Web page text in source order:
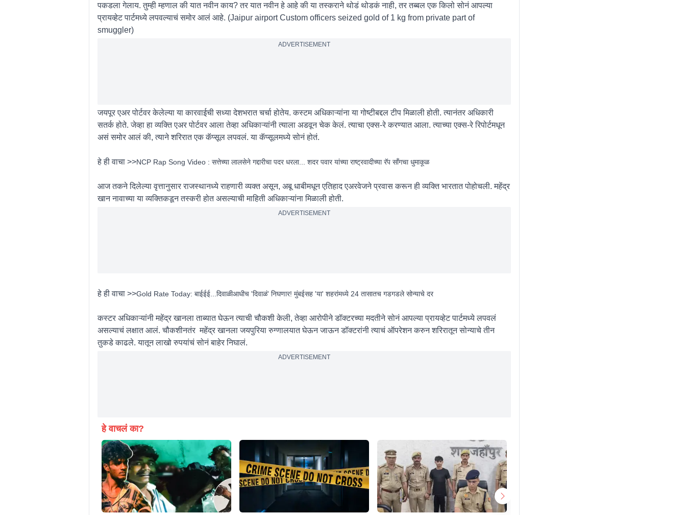
पकडला गेलाय. तुम्ही म्हणाल की यात नवीन काय? तर यात नवीन हे आहे की या तस्कराने थोडं थोडकं नाही, तर तब्बल एक किलो सोनं आपल्या
प्रायव्हेट पार्टमध्ये लपवल्याचं समोर आलं आहे. (Jaipur airport Custom officers seized gold of 1 kg from private part of
smuggler)
ADVERTISEMENT
जयपूर एअर पोर्टवर केलेल्या या कारवाईची सध्या देशभरात चर्चा होतेय. कस्टम अधिकाऱ्यांना या गोष्टीबद्दल टीप मिळाली होती. त्यानंतर अधिकारी
सतर्क होते. जेव्हा हा व्यक्ति एअर पोर्टवर आला तेव्हा अधिकाऱ्यांनी त्याला अडवून चेक केलं. त्याचा एक्स-रे करण्यात आला. त्याच्या एक्स-रे रिपोर्टमधून
असं समोर आलं की, त्याने शरिरात एक कॅप्सूल लपवलं. या कॅप्सूलमध्ये सोनं होतं.
हे ही वाचा >>NCP Rap Song Video : सत्तेच्या लालसेने गद्दारीचा पदर धरला... शदर पवार यांच्या राष्ट्रवादीच्या रॅप साँगचा धुमाकूळ
आज तकने दिलेल्या वृत्तानुसार राजस्थानध्ये राहणारी व्यक्त असून, अबू धाबीमधून एतिहाद एअरवेजने प्रवास करून ही व्यक्ति भारतात पोहोचली. महेंद्र
खान नावाच्या या व्यक्तिकडून तस्करी होत असल्याची माहिती अधिकाऱ्यांना मिळाली होती.
ADVERTISEMENT
हे ही वाचा >>Gold Rate Today: बाईईई...दिवाळीआधीच 'दिवाळं' निघणार! मुंबईसह 'या' शहरांमध्ये 24 तासातच गडगडले सोन्याचे दर
कस्टर अधिकाऱ्यांनी महेंद्र खानला ताब्यात घेऊन त्याची चौकशी केली, तेव्हा आरोपीने डॉक्टरच्या मदतीने सोनं आपल्या प्रायव्हेट पार्टमध्ये लपवलं
असल्याचं लक्षात आलं. चौकशीनतंर महेंद्र खानला जयपुरिया रुग्णालयात घेऊन जाऊन डॉक्टरांनी त्याचं ऑपरेशन करुन शरिरातून सोन्याचे तीन
तुकडे काढले. यातून लाखो रुपयांचं सोनं बाहेर निघालं.
ADVERTISEMENT
हे वाचलं का?